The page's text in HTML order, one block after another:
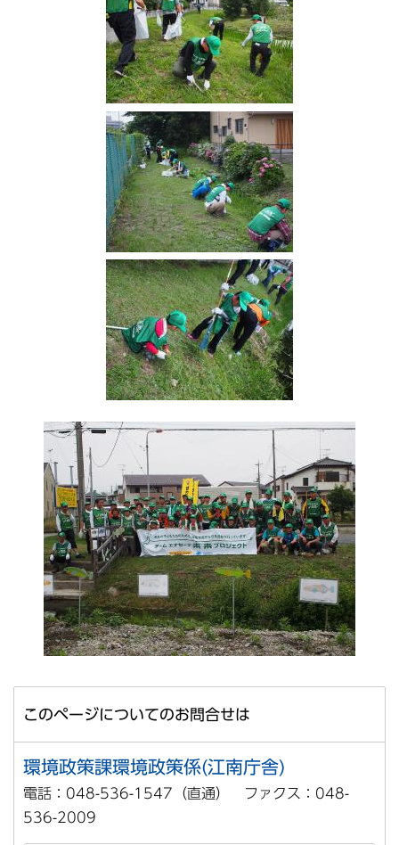
このページについてのお問合せは
環境政策課環境政策係(江南庁舎)
電話：048-536-1547（直通） ファクス：048-
536-2009